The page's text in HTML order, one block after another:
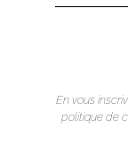
En vous
politique de